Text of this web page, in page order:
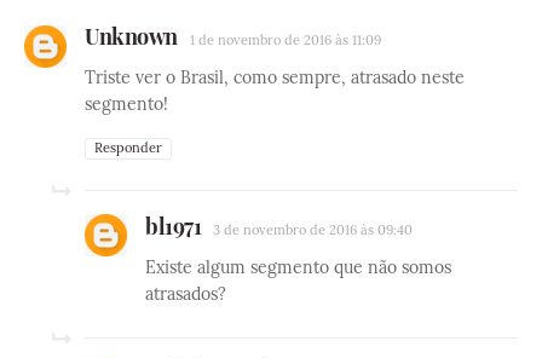
Unknown 1 de novembro de 2016 às 11:09
Triste ver o Brasil, como sempre, atrasado neste
segmento!
Responder
bl1971 3 de novembro de 2016 às 09:40
Existe algum segmento que não somos
atrasados?